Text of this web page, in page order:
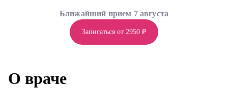
Записаться от 2950 ₽
Ближайший прием 7 августа
О враче